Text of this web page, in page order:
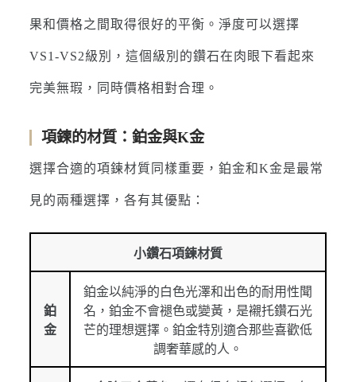
果和價格之間取得很好的平衡。淨度可以選擇
VS1-VS2級別，這個級別的鑽石在肉眼下看起來
完美無瑕，同時價格相對合理。
項鍊的材質：鉑金與K金
選擇合適的項鍊材質同樣重要，鉑金和K金是最常
見的兩種選擇，各有其優點：
小鑽石項鍊材質
鉑
金
鉑金以純淨的白色光澤和出色的耐用性聞
名，鉑金不會褪色或變黃，是襯托鑽石光
芒的理想選擇。鉑金特別適合那些喜歡低
調奢華感的人。